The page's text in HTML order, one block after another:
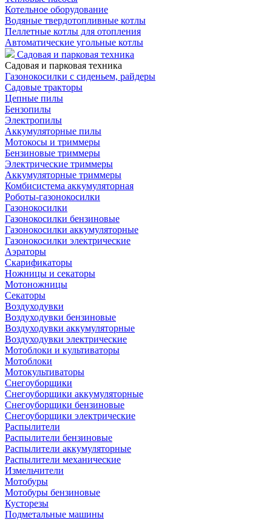
Котельное оборудование
Водяные твердотопливные котлы
Пеллетные котлы для отопления
Автоматические угольные котлы
Садовая и парковая техника
Садовая и парковая техника
Газонокосилки с сиденьем, райдеры
Садовые тракторы
Цепные пилы
Бензопилы
Электропилы
Аккумуляторные пилы
Мотокосы и триммеры
Бензиновые триммеры
Электрические триммеры
Аккумуляторные триммеры
Комбисистема аккумуляторная
Роботы-газонокосилки
Газонокосилки
Газонокосилки бензиновые
Газонокосилки аккумуляторные
Газонокосилки электрические
Аэраторы
Скарификаторы
Ножницы и секаторы
Мотоножницы
Секаторы
Воздуходувки
Воздуходувки бензиновые
Воздуходувки аккумуляторные
Воздуходувки электрические
Мотоблоки и культиваторы
Мотоблоки
Мотокультиваторы
Снегоуборщики
Снегоуборщики аккумуляторные
Снегоуборщики бензиновые
Снегоуборщики электрические
Распылители
Распылители бензиновые
Распылители аккумуляторные
Распылители механические
Измельчители
Мотобуры
Мотобуры бензиновые
Кусторезы
Подметальные машины